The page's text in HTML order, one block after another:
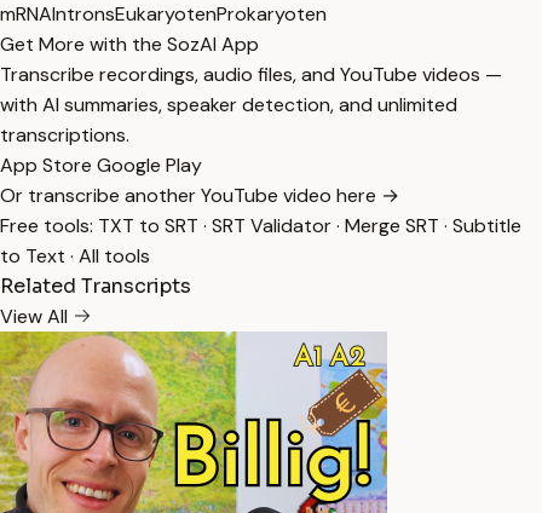
mRNAIntronsEukaryotenProkaryoten
Get More with the SozAI App
Transcribe recordings, audio files, and YouTube videos —
with AI summaries, speaker detection, and unlimited
transcriptions.
App Store Google Play
Or transcribe another YouTube video here →
Free tools: TXT to SRT · SRT Validator· Merge SRT · Subtitle
to Text · All tools
Related Transcripts
View All